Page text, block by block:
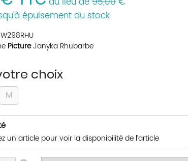
épuisement du stock
PictureJanyka Rhubarbe
choix
M
un article pour voir la disponibilité de l’article